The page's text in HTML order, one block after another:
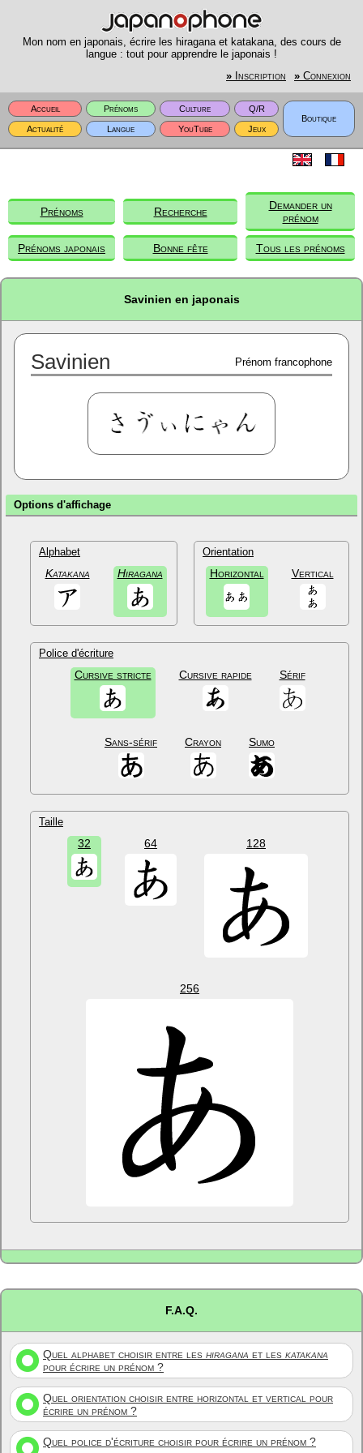
Mon nom en japonais, écrire les hiragana et katakana, des cours de
langue : tout pour apprendre le japonais !
» Inscription » Connexion
Accueil Prénoms Culture
Q/R
Boutique
Actualité
Langue YouTube Jeux
Prénoms Recherche
Demander un
prénom
Prénoms japonais Bonne fête Tous les prénoms
Savinien en japonais
Savinien Prénom francophone
Options d'affichage
Alphabet
Katakana Hiragana
Orientation
Horizontal Vertical
Police d'écriture
Cursive stricte Cursive rapide Sérif
Sans-sérif Crayon Sumo
Taille
32 64 128
256
F.A.Q.
Quel alphabet choisir entre les hiragana et les katakana
pour écrire un prénom ?
Quel orientation choisir entre horizontal et vertical pour
écrire un prénom ?
Quel police d'écriture choisir pour écrire un prénom ?